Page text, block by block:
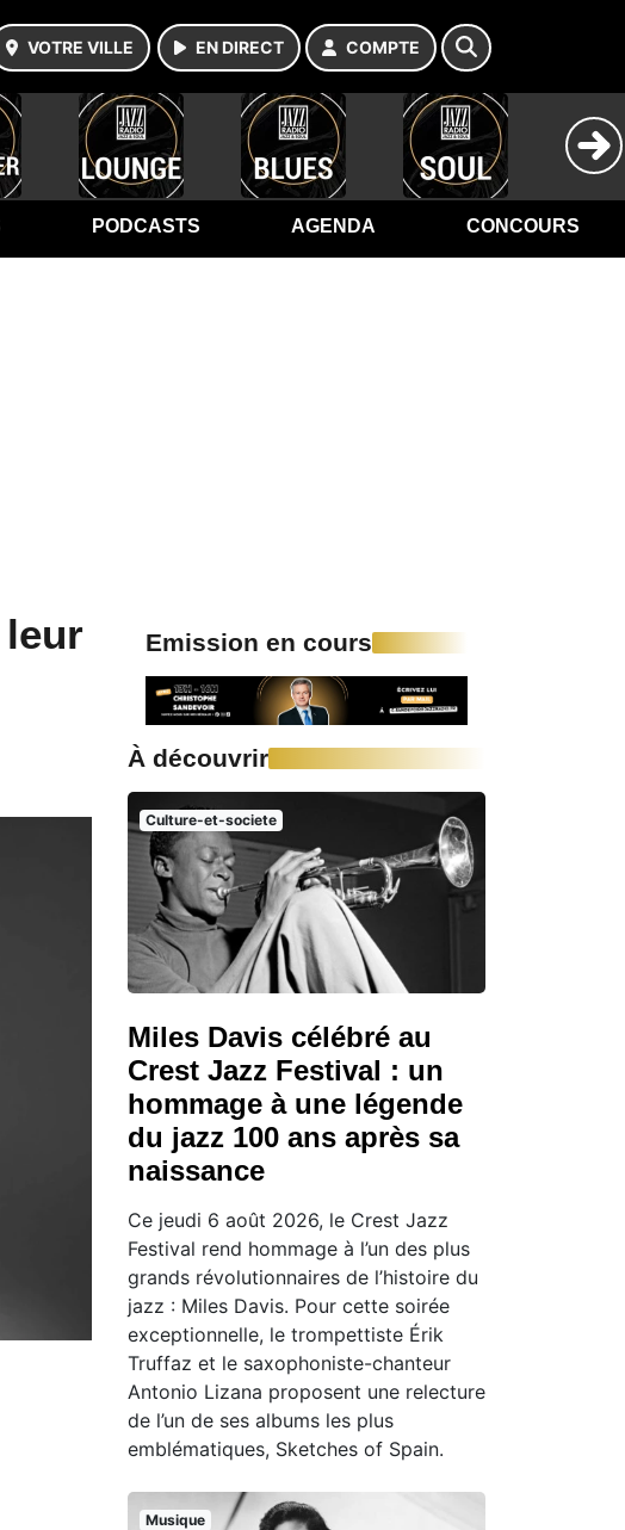
VOTRE VILLE EN DIRECT COMPTE
PODCASTS AGENDA CONCOURS
Emission en cours
À découvrir
Culture-et-societe
Miles Davis célébré au
Crest Jazz Festival : un
hommage à une légende
du jazz 100 ans après sa
naissance
Ce jeudi 6 août 2026, le Crest Jazz
Festival rend hommage à l’un des plus
grands révolutionnaires de l’histoire du
jazz : Miles Davis. Pour cette soirée
exceptionnelle, le trompettiste Érik
Truffaz et le saxophoniste-chanteur
Antonio Lizana proposent une relecture
de l’un de ses albums les plus
emblématiques, Sketches of Spain.
Musique